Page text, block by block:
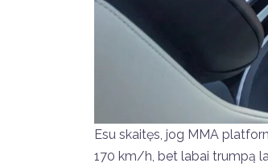
Esu skaitęs, jog MMA
170 km/h, bet labai trumpą